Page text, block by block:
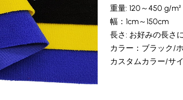
重量: 120～450 g/m²
幅：1cm～150cm
長さ: お好みの長さ
カラー：ブラック/
カスタムカラー/サ